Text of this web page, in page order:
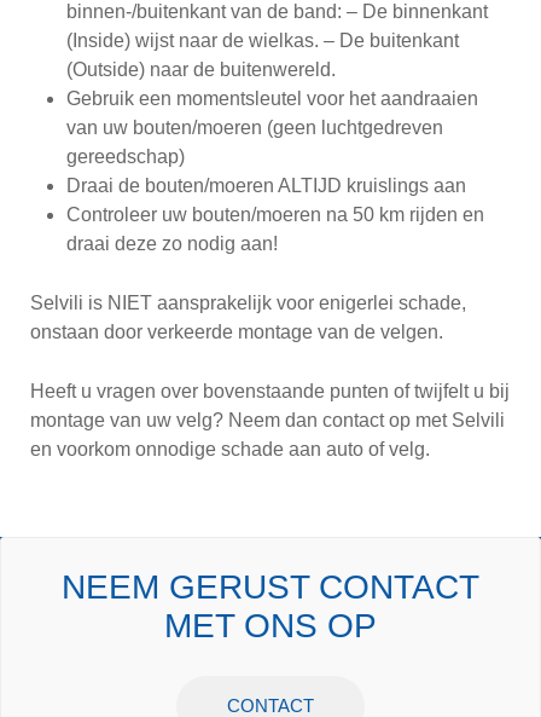
binnen-/buitenkant van de band: – De binnenkant
(Inside) wijst naar de wielkas. – De buitenkant
(Outside) naar de buitenwereld.
Gebruik een momentsleutel voor het aandraaien
van uw bouten/moeren (geen luchtgedreven
gereedschap)
Draai de bouten/moeren ALTIJD kruislings aan
Controleer uw bouten/moeren na 50 km rijden en
draai deze zo nodig aan!
Selvili is NIET aansprakelijk voor enigerlei schade,
onstaan door verkeerde montage van de velgen.
Heeft u vragen over bovenstaande punten of twijfelt u bij
montage van uw velg? Neem dan contact op met Selvili
en voorkom onnodige schade aan auto of velg.
NEEM GERUST CONTACT
MET ONS OP
CONTACT